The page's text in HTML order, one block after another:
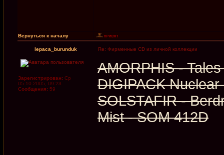
Вернуться к началу
lepaca_burunduk Re: Фирменные CD из личной коллекции
Зарегистрирован: Ср
05.10.2005, 09:23
Сообщения: 59
AMORPHIS -
DIGIPACK Nuclear
SOLSTAFIR -
Mist ‎- SOM 412D